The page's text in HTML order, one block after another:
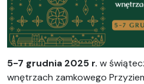
5-7 grudnia 2025 r. w
wnętrzach zamkowego